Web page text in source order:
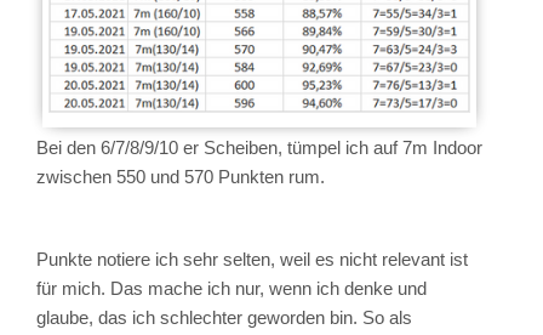
Bei den 6/7/8/9/10 er Scheiben, tümpel ich auf 7m Indoor
zwischen 550 und 570 Punkten rum.
Punkte notiere ich sehr selten, weil es nicht relevant ist
für mich. Das mache ich nur, wenn ich denke und
glaube, das ich schlechter geworden bin. So als